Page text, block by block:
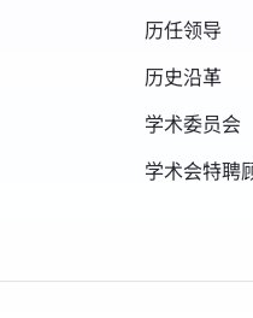
历任领导
历史沿革
学术委员会
学术会特聘